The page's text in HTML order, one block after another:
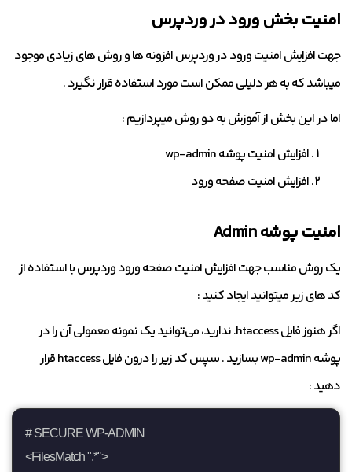
امنیت بخش ورود در وردپرس
جهت افزایش امنیت ورود در وردپرس افزونه ها و روش های زیادی موجود
میباشد که به هر دلیلی ممکن است مورد استفاده قرار نگیرد .
اما در این بخش از آموزش به دو روش میپردازیم :
افزایش امنیت پوشه wp-admin
افزایش امنیت صفحه ورود
امنیت پوشه Admin
یک روش مناسب جهت افزایش امنیت صفحه ورود وردپرس با استفاده از
کد های زیر میتوانید ایجاد کنید :
اگر هنوز فایل htaccess. ندارید، می‌توانید یک نمونه معمولی آن را در
پوشه wp-admin بسازید . سپس کد زیر را درون فایل htaccess قرار
دهید :
# SECURE WP-ADMIN
<FilesMatch ".*">